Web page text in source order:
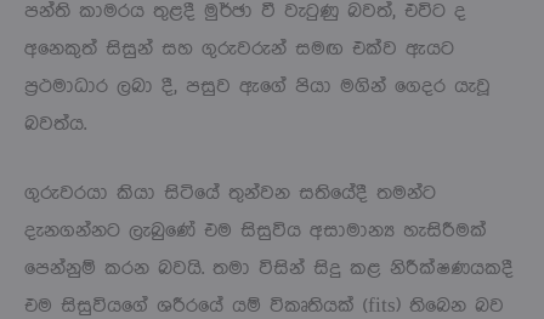
පන්ති කාමරය තුළදී මුර්ඡා වී වැටුණු බවත්, එවිට ද
අනෙකුත් සිසුන් සහ ගුරුවරුන් සමඟ එක්ව ඇයට
ප්‍රථමාධාර ලබා දී, පසුව ඇගේ පියා මගින් ගෙදර යැවූ
බවත්ය.
ගුරුවරයා කියා සිටියේ තුන්වන සතියේදී තමන්ට
දැනගන්නට ලැබුණේ එම සිසුවිය අසාමාන්‍ය හැසිරීමක්
පෙන්නුම් කරන බවයි. තමා විසින් සිදු කළ නිරීක්ෂණයකදී
එම සිසුවියගේ ශරීරයේ යම් විකෘතියක් (fits) තිබෙන බව